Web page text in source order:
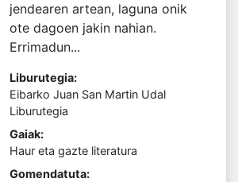
jendearen artean, laguna onik
ote dagoen jakin nahian.
Errimadun...
Liburutegia:
Eibarko Juan San Martin Udal
Liburutegia
Gaiak:
Haur eta gazte literatura
Gomendatuta: